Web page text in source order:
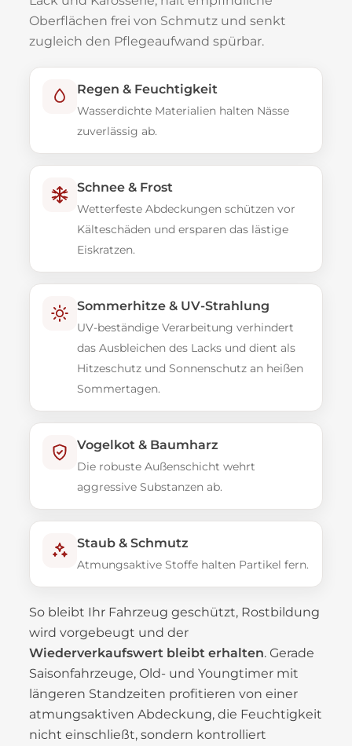
Oberflächen frei von Schmutz und senkt
zugleich den Pflegeaufwand spürbar.
Regen & Feuchtigkeit
Wasserdichte Materialien halten Nässe
zuverlässig ab.
Schnee & Frost
Wetterfeste Abdeckungen schützen vor
Kälteschäden und ersparen das lästige
Eiskratzen.
Sommerhitze & UV-Strahlung
UV-beständige Verarbeitung verhindert
das Ausbleichen des Lacks und dient als
Hitzeschutz und Sonnenschutz an heißen
Sommertagen.
Vogelkot & Baumharz
Die robuste Außenschicht wehrt
aggressive Substanzen ab.
Staub & Schmutz
Atmungsaktive Stoffe halten Partikel fern.
So bleibt Ihr Fahrzeug geschützt, Rostbildung
wird vorgebeugt und der
Wiederverkaufswert bleibt erhalten. Gerade
Saisonfahrzeuge, Old- und Youngtimer mit
längeren Standzeiten profitieren von einer
atmungsaktiven Abdeckung, die Feuchtigkeit
nicht einschließt, sondern kontrolliert